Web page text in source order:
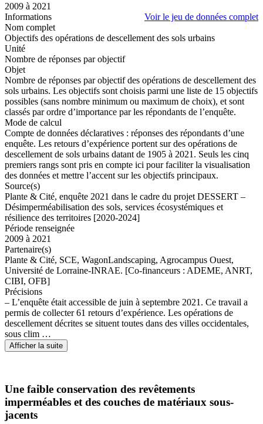
2009 à 2021
Informations
Voir le jeu de données complet
Nom complet
Objectifs des opérations de descellement des sols urbains
Unité
Nombre de réponses par objectif
Objet
Nombre de réponses par objectif des opérations de descellement des
sols urbains. Les objectifs sont choisis parmi une liste de 15 objectifs
possibles (sans nombre minimum ou maximum de choix), et sont
classés par ordre d’importance par les répondants de l’enquête.
Mode de calcul
Compte de données déclaratives : réponses des répondants d’une
enquête. Les retours d’expérience portent sur des opérations de
descellement de sols urbains datant de 1905 à 2021. Seuls les cinq
premiers rangs sont pris en compte ici pour faciliter la visualisation
des données et mettre l’accent sur les objectifs principaux.
Source(s)
Plante & Cité, enquête 2021 dans le cadre du projet DESSERT –
Désimperméabilisation des sols, services écosystémiques et
résilience des territoires [2020-2024]
Période renseignée
2009 à 2021
Partenaire(s)
Plante & Cité, SCE, WagonLandscaping, Agrocampus Ouest,
Université de Lorraine-INRAE. [Co-financeurs : ADEME, ANRT,
CIBI, OFB]
Précisions
– L’enquête était accessible de juin à septembre 2021. Ce travail a
permis de collecter 61 retours d’expérience. Les opérations de
descellement décrites se situent toutes dans des villes occidentales,
sous clim …
Afficher la suite
Une faible conservation des revêtements
imperméables et des couches de matériaux sous-
jacents